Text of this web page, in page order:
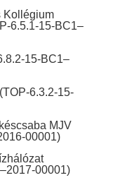
Kollégium
6.5.1-15-BC1–
15-BC1–
6.3.2-15-
MJV
00001)
00001)